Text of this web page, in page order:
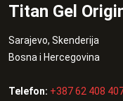
Titan Gel
Sarajevo, Skenderija
Bosna i Hercegovina
Telefon: +387 62 408